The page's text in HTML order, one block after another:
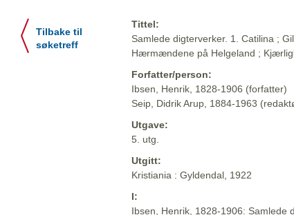
Tilbake til
søketreff
Tittel:
Samlede digterverker. 1. Catilina ;
Hærmændene på Helgeland ;
Forfatter/person:
Ibsen, Henrik, 1828-1906 (forfatter)
Seip, Didrik Arup, 1884-1963
Utgave:
5. utg.
Utgitt:
Kristiania : Gyldendal, 1922
I:
Ibsen, Henrik, 1828-1906: Samlede